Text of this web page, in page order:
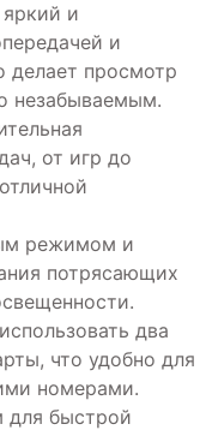
и
и
делает просмотр
незабываемым.
от игр до
режимом и
потрясающих
два
что удобно для
номерами.
для быстрой